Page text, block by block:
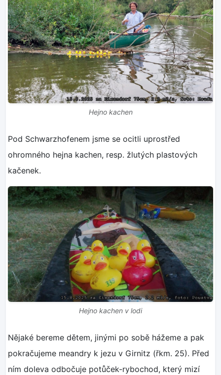
Hejno kachen
Pod Schwarzhofenem jsme se ocitli uprostřed
ohromného hejna kachen, resp. žlutých plastových
kačenek.
Hejno kachen v lodi
Nějaké bereme dětem, jinými po sobě hážeme a pak
pokračujeme meandry k jezu v Girnitz (řkm. 25). Před
ním doleva odbočuje potůček-rybochod, který mizí